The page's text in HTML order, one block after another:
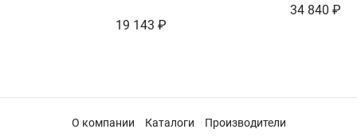
19 143 ₽
34 840 ₽
О компании Каталоги Производители